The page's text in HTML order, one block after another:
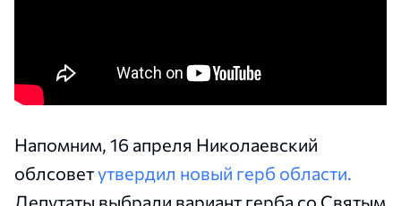
Напомним, 16 апреля Николаевский
облсоветутвердил новый герб области.
Депутаты выбрали вариант герба со Святым